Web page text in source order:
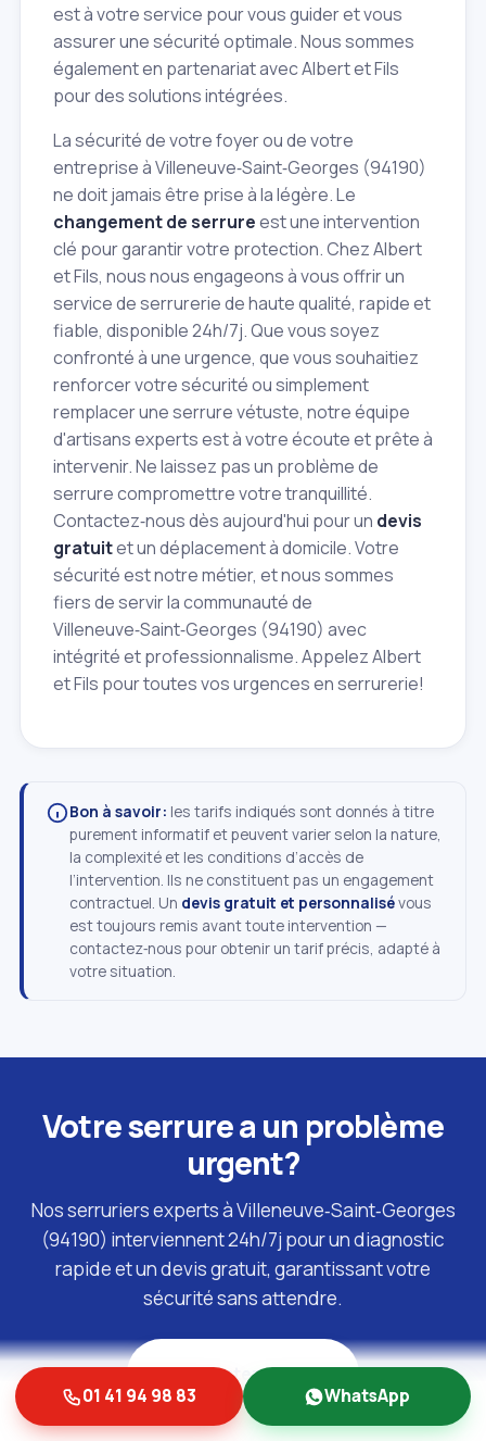
est à votre service pour vous guider et vous
assurer une sécurité optimale. Nous sommes
également en partenariat avec Albert et Fils
pour des solutions intégrées.
La sécurité de votre foyer ou de votre
entreprise à Villeneuve‑Saint‑Georges (94190)
ne doit jamais être prise à la légère. Le
changement de serrureest une intervention
clé pour garantir votre protection. Chez Albert
et Fils, nous nous engageons à vous offrir un
service de serrurerie de haute qualité, rapide et
fiable, disponible 24h/7j. Que vous soyez
confronté à une urgence, que vous souhaitiez
renforcer votre sécurité ou simplement
remplacer une serrure vétuste, notre équipe
d'artisans experts est à votre écoute et prête à
intervenir. Ne laissez pas un problème de
serrure compromettre votre tranquillité.
Contactez‑nous dès aujourd'hui pour un devis
gratuitet un déplacement à domicile. Votre
sécurité est notre métier, et nous sommes
fiers de servir la communauté de
Villeneuve‑Saint‑Georges (94190) avec
intégrité et professionnalisme. Appelez Albert
et Fils pour toutes vos urgences en serrurerie!
Bon à savoir: les tarifs indiqués sont donnés à titre
purement informatif et peuvent varier selon la nature,
la complexité et les conditions d’accès de
l’intervention. Ils ne constituent pas un engagement
contractuel. Un devis gratuit et personnalisévous
est toujours remis avant toute intervention —
contactez‑nous pour obtenir un tarif précis, adapté à
votre situation.
Votre serrure a un problème
urgent?
Nos serruriers experts à Villeneuve‑Saint‑Georges
(94190) interviennent 24h/7j pour un diagnostic
rapide et un devis gratuit, garantissant votre
sécurité sans attendre.
Contactez‑nous!
01 41 94 98 83 WhatsApp